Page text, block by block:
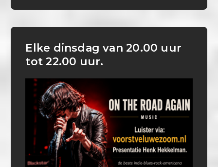
Elke dinsdag van 20.00 uur
tot 22.00 uur.